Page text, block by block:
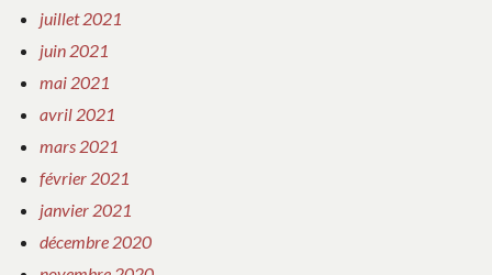
juillet 2021
juin 2021
mai 2021
avril 2021
mars 2021
février 2021
janvier 2021
décembre 2020